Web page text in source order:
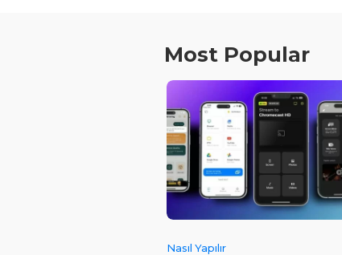
Most Popular
Nasıl Yapılır